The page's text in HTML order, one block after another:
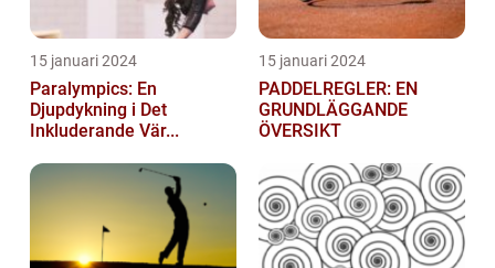
15 januari 2024
Paralympics: En
Djupdykning i Det
Inkluderande Vär...
15 januari 2024
PADDELREGLER: EN
GRUNDLÄGGANDE
ÖVERSIKT